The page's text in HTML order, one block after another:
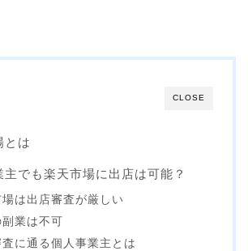
CLOSE
とは
主でも楽天市場に出店は可能？
は出店審査が厳しい
業は不可
査に通る個人事業主とは